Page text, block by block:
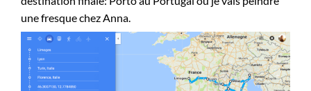
une fresque chez Anna.